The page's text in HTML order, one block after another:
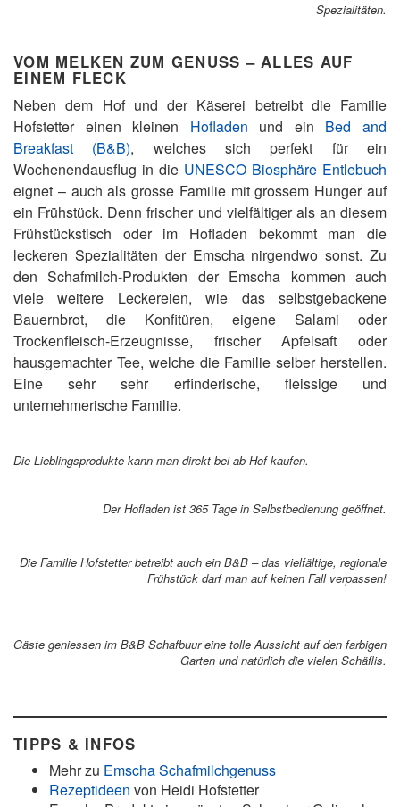
Spezialitäten.
VOM MELKEN ZUM GENUSS – ALLES AUF
EINEM FLECK
Neben dem Hof und der Käserei betreibt die Familie
Hofstetter einen kleinen Hofladen und ein Bed and
Breakfast (B&B), welches sich perfekt für ein
Wochenendausflug in die UNESCO Biosphäre Entlebuch
eignet – auch als grosse Familie mit grossem Hunger auf
ein Frühstück. Denn frischer und vielfältiger als an diesem
Frühstückstisch oder im Hofladen bekommt man die
leckeren Spezialitäten der Emscha nirgendwo sonst. Zu
den Schafmilch-Produkten der Emscha kommen auch
viele weitere Leckereien, wie das selbstgebackene
Bauernbrot, die Konfitüren, eigene Salami oder
Trockenfleisch-Erzeugnisse, frischer Apfelsaft oder
hausgemachter Tee, welche die Familie selber herstellen.
Eine sehr sehr erfinderische, fleissige und
unternehmerische Familie.
Die Lieblingsprodukte kann man direkt bei ab Hof kaufen.
Der Hofladen ist 365 Tage in Selbstbedienung geöffnet.
Die Familie Hofstetter betreibt auch ein B&B – das vielfältige, regionale
Frühstück darf man auf keinen Fall verpassen!
Gäste geniessen im B&B Schafbuur eine tolle Aussicht auf den farbigen
Garten und natürlich die vielen Schäflis.
TIPPS & INFOS
Mehr zu Emscha Schafmilchgenuss
Rezeptideen von Heidi Hofstetter